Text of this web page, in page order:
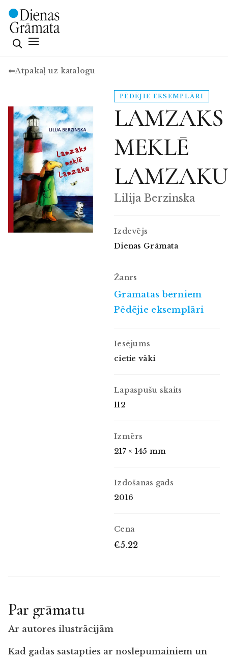
Atpakaļ uz katalogu
PĒDĒJIE EKSEMPLĀRI
LAMZAKS
MEKLĒ
LAMZAKU
Lilija Berzinska
Izdevējs
Dienas Grāmata
Žanrs
Grāmatas bērniem
Pēdējie eksemplāri
Iesējums
cietie vāki
Lapaspušu skaits
112
Izmērs
217 × 145 mm
Izdošanas gads
2016
Cena
€5.22
Par grāmatu
Ar autores ilustrācijām
Kad gadās sastapties ar noslēpumainiem un